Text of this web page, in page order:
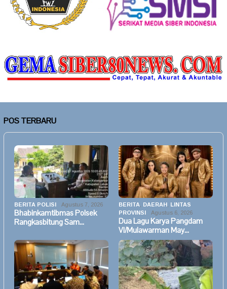
POS TERBARU
BERITA POLISI Agustus 7, 2026
Bhabinkamtibmas Polsek
Rangkasbitung Sam…
BERITA DAERAH LINTAS
PROVINSI
Agustus 6, 2026
Dua Lagu Karya Pangdam
VI/Mulawarman May…